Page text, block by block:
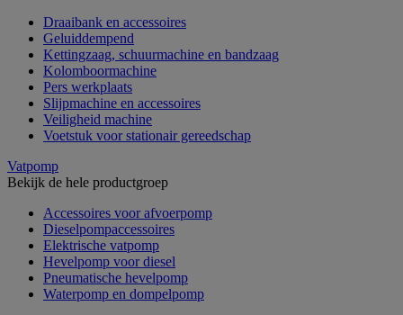
Draaibank en accessoires
Geluiddempend
Kettingzaag, schuurmachine en bandzaag
Kolomboormachine
Pers werkplaats
Slijpmachine en accessoires
Veiligheid machine
Voetstuk voor stationair gereedschap
Vatpomp
Bekijk de hele productgroep
Accessoires voor afvoerpomp
Dieselpompaccessoires
Elektrische vatpomp
Hevelpomp voor diesel
Pneumatische hevelpomp
Waterpomp en dompelpomp